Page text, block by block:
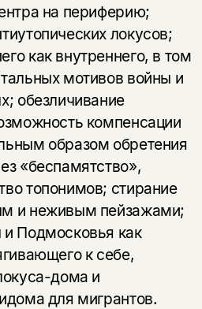
на периферию;
локусов;
как внутреннего, в том
мотивов войны и
обезличивание
компенсации
образом обретения
«беспамятство»,
топонимов; стирание
и неживым пейзажами;
Подмосковья как
к себе,
дома и
для мигрантов.